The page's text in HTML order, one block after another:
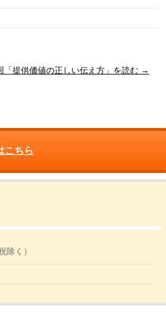
「提供価値の正しい伝え方」を読む →
こちら
除く）